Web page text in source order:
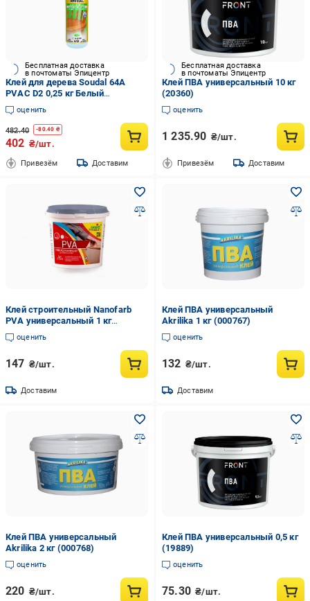
Бесплатная доставка
в почтоматы Эпицентр
Клей для дерева Soudal 64А
PVAC D2 0,25 кг Белый
(000030000064002500)
оценить
482.40 -80.40 ₴
402 ₴/шт.
Привезём Доставим
Бесплатная доставка
в почтоматы Эпицентр
Клей ПВА универсальный 10 кг
(20360)
оценить
1 235.90 ₴/шт.
Привезём Доставим
Клей строительный Nanofarb
PVA универсальный 1 кг
(4820198592660)
оценить
147 ₴/шт.
Доставим
Клей ПВА универсальный
Akrilika 1 кг (000767)
оценить
132 ₴/шт.
Доставим
Клей ПВА универсальный
Akrilika 2 кг (000768)
оценить
220 ₴/шт.
Клей ПВА универсальный 0,5 кг
(19889)
оценить
75.30 ₴/шт.